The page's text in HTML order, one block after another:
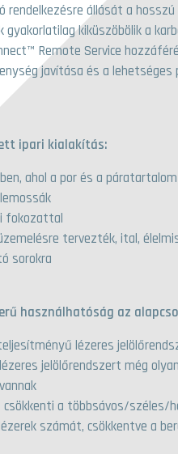
rendelkezésre állását a
gyakorlatilag kiküszöbölik a
Remote Service
javítása és a lehetséges
ipari kialakítás:
ahol a por és a
fokozattal
tervezték, ital,
sorokra
használhatóság az
lézeres
jelölőrendszert még
csökkenti a többsávos/széles/
számát, csökkentve a